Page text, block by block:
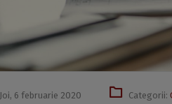
Joi, 6 februarie 2020 Categorii: